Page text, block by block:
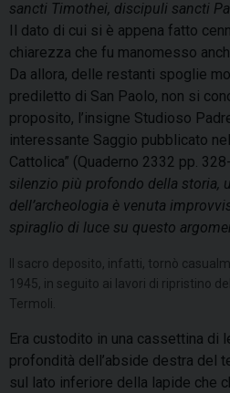
sancti Timothei, discipuli sancti
Il dato di cui si è appena fatto
chiarezza che fu manomesso
Da allora, delle restanti spoglie
prediletto di San Paolo, non si
proposito, l’insigne Studioso
interessante Saggio pubblicato
Cattolica” (Quaderno 2332 pp.
silenzio più profondo della storia,
dell’archeologia è venuta
spiraglio di luce su questo
Il sacro deposito, infatti, tornò
1945, in seguito ai lavori di ripristino
Termoli.
Era custodito in una cassettina di
profondità dell’abside destra del
sul lato inferiore della lapide che